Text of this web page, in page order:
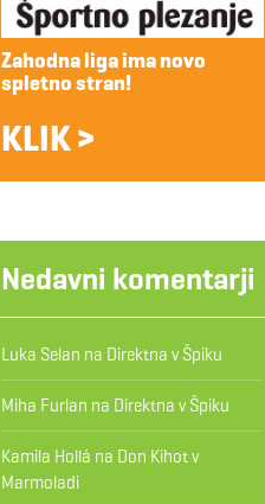
Zahodna liga ima novo
spletno stran!
KLIK >
Nedavni komentarji
Luka Selan na Direktna v Špiku
Miha Furlan na Direktna v Špiku
Kamila Hollá na Don Kihot v
Marmoladi